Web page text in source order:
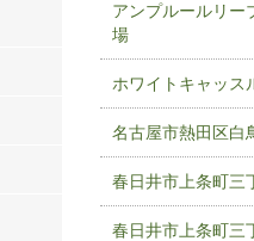
アンプルールリ
場
ホワイトキャッス
名古屋市熱田区
春日井市上条町
春日井市上条町